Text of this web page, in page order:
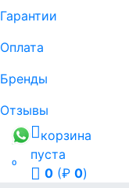
Гарантии
Оплата
Бренды
Отзывы

корзина
пуста
0 (₽ 0)